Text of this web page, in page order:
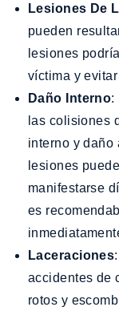
Lesiones De
pueden
lesiones
víctima y
Daño Interno:
las colisiones
interno y daño
lesiones
manifestarse
es
Laceraciones
accidentes de
rotos y